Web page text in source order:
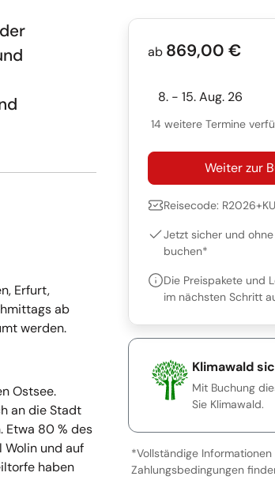
Erfurt,
ab
werden.
Ostsee.
an die Stadt
Etwa 80 % des
Wolin und auf
haben
ab 869,00 €
8. - 15. Aug. 26
14 weitere Termine
Weiter zur
Reisecode:
Jetzt sicher und
buchen*
Die Preispakete und
im nächsten Schritt
Klimawald
Mit Buchung
Sie Klimawald.
*Vollständige Informationen
Zahlungsbedingungen